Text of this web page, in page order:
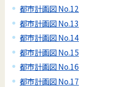
都市計画図 No.12
都市計画図 No.13
都市計画図 No.14
都市計画図 No.15
都市計画図 No.16
都市計画図 No.17